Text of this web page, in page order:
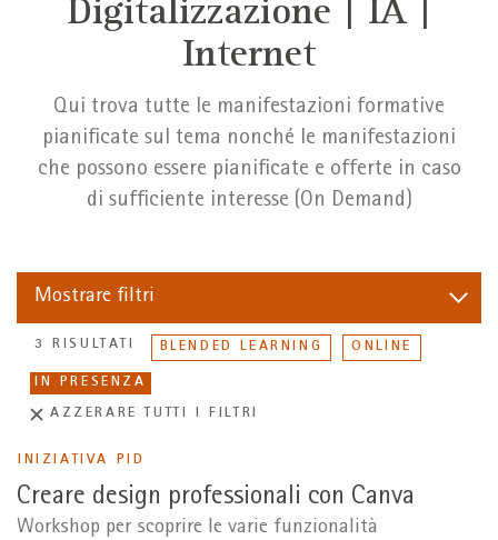
shortcut
activates
screen
interact
with
Digitalizzazione | IA |
Internet
Qui trova tutte le manifestazioni formative
pianificate sul tema nonché le manifestazioni
che possono essere pianificate e offerte in caso
di sufficiente interesse (On Demand)
Mostrare filtri
3 RISULTATI BLENDED LEARNING ONLINE
IN PRESENZA
AZZERARE TUTTI I FILTRI
INIZIATIVA PID
Creare design professionali con Canva
Workshop per scoprire le varie funzionalità